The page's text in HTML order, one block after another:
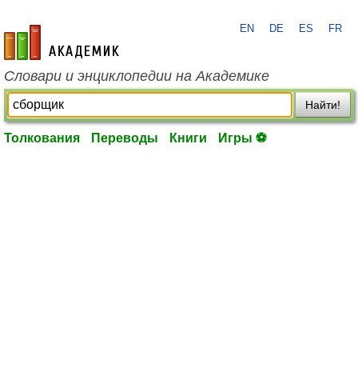
academic.ru
EN DE ES FR
Словари и энциклопедии на Академике
Найти!
Толкования Переводы Книги Игры ⚽